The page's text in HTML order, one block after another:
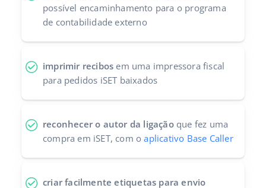
possível encaminhamento para o programa
de contabilidade externo
imprimir recibos em uma impressora fiscal
para pedidos iSET baixados
reconhecer o autor da ligaçãoque fez uma
compra em iSET, com oaplicativo Base Caller
criar facilmente etiquetas para envio